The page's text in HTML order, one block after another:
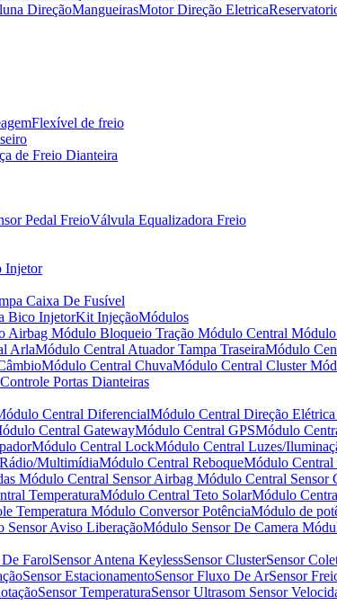
DireçãoMangueirasMotor Direção Eletrica
Flexível de freio
de Freio Dianteira
Pedal FreioVálvula Equalizadora Freio
Injetor
Caixa De Fusível
Bico InjetorKit InjeçãoMódulos
Airbag Módulo Bloqueio Tração Módulo Central Módulo
ArlaMódulo Central Atuador Tampa TraseiraMódulo
Módulo Central ChuvaMódulo Central Cluster
Portas Dianteiras
Central DiferencialMódulo Central Direção Elétrica
Central GatewayMódulo Central GPSMódulo
Módulo Central LockMódulo Central Luzes/
MultimídiaMódulo Central ReboqueMódulo Central
Módulo Central Sensor Airbag Módulo Central Sensor
TemperaturaMódulo Central Teto SolarMódulo
Temperatura Módulo Conversor PotênciaMódulo de
Sensor Aviso LiberaçãoMódulo Sensor De Camera
FarolSensor Antena KeylessSensor ClusterSensor
Sensor EstacionamentoSensor Fluxo De ArSensor
Sensor TemperaturaSensor Ultrasom Sensor